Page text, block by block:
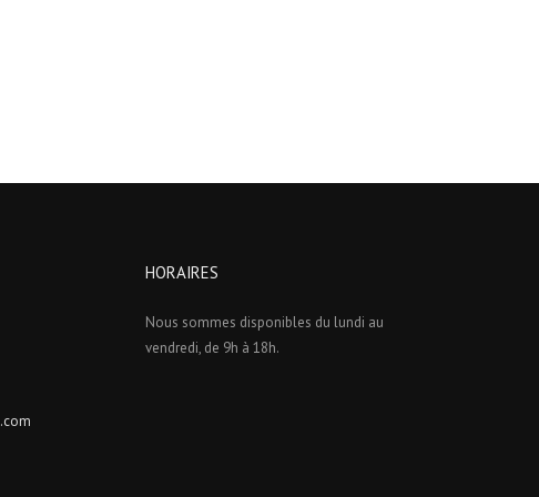
HORAIRES
Nous sommes disponibles du lundi au
vendredi, de 9h à 18h.